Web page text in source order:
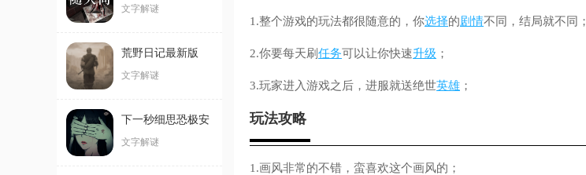
文字解谜
荒野日记最新版
文字解谜
下一秒细思恐极安
卓版
文字解谜
1.整个游戏的玩法都很随意的，你选择的剧情不同，结局就不同；
2.你要每天刷任务可以让你快速升级 ；
3.玩家进入游戏之后，进服就送绝世英雄 ；
玩法攻略
1.画风非常的不错，蛮喜欢这个画风的；